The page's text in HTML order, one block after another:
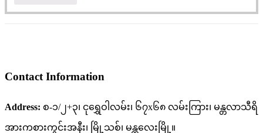
Contact Information
Address: စ-၁/၂+၃၊ ငုရွှေဝါလမ်း၊ ၆၇x၆၈ လမ်းကြား၊ မန္တလာသီရိ
အားကစားကွင်းအနီး၊ မြို့သစ်၊ မန္တလေးမြို့။